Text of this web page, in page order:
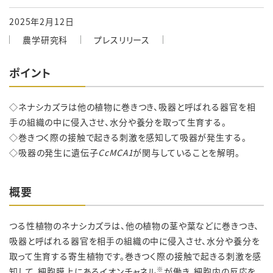
2025年2月12日
農学研究科
プレスリリース
ポイント
◇ネナシカズラは他の植物に巻きつき、吸器と呼ばれる器官を相
手の組織の中に侵入させ、水分や養分を取って生育する。
◇巻きつく際の接触で起きる刺激を感知して吸器が発生する。
◇吸器の発生に遺伝子CcMCA1が関与していることを解明。
概要
つる性植物のネナシカズラは、他の植物の茎や葉などに巻きつき、
吸器と呼ばれる器官を相手の組織の中に侵入させ、水分や養分を
取って生育する寄生植物です。巻きつく際の接触で起きる刺激を感
※